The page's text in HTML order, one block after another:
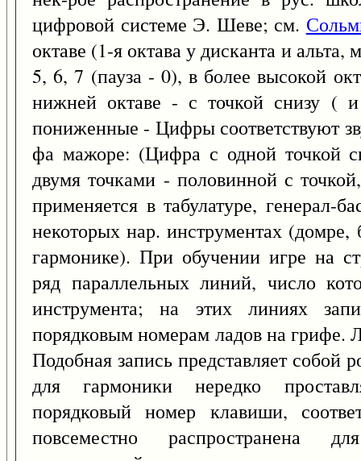
цифровой системе Э. Шеве; см.
октаве (1-я октава у дисканта и
5, 6, 7 (пауза - 0), в более высокой
нижней октаве - с точкой снизу (
пониженные - Цифры соответствуют
фа мажоре: (Цифра с одной точкой
двумя точками - половинной с
применяется в табулатуре, генерал-
некоторых нар. инструментах (домре,
гармонике). При обучении игре на
ряд параллельных линий, число
инструмента; на этих линиях
порядковым номерам ладов на грифе.
Подобная запись представляет собой
для гармоники нередко
порядковый номер клавиши,
повсеместно распространена